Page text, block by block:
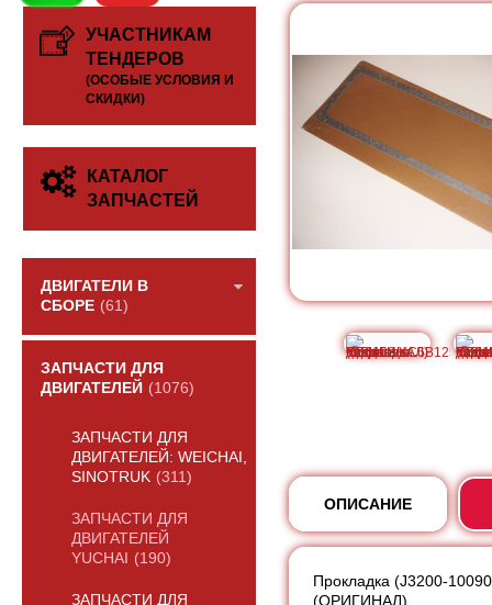
УЧАСТНИКАМ
ТЕНДЕРОВ
(ОСОБЫЕ УСЛОВИЯ И
СКИДКИ)
КАТАЛОГ
ЗАПЧАСТЕЙ
ДВИГАТЕЛИ В
СБОРЕ (61)
ЗАПЧАСТИ ДЛЯ
ДВИГАТЕЛЕЙ (1076)
ЗАПЧАСТИ ДЛЯ
ДВИГАТЕЛЕЙ: WEICHAI,
SINOTRUK (311)
ЗАПЧАСТИ ДЛЯ
ДВИГАТЕЛЕЙ
YUCHAI
(190)
ЗАПЧАСТИ ДЛЯ
ОПИСАНИЕ
Прокладка (J3200-
(ОРИГИНАЛ)